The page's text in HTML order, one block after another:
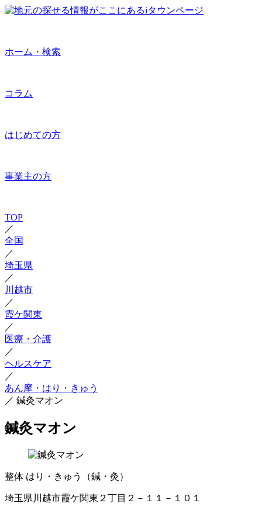
ホーム・検索
コラム
はじめての方
事業主の方
TOP
／
全国
／
埼玉県
／
川越市
／
霞ケ関東
／
医療・介護
／
ヘルスケア
／
あん摩・はり・きゅう
／ 鍼灸マオン
鍼灸マオン
整体 はり・きゅう（鍼・灸）
埼玉県川越市霞ケ関東２丁目２－１１－１０１